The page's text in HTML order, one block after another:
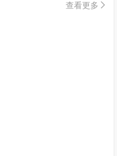
查看更多 